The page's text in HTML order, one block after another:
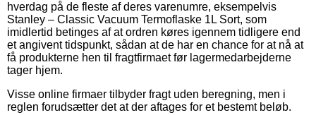
hverdag på de fleste af deres varenumre, eksempelvis
Stanley – Classic Vacuum Termoflaske 1L Sort, som
imidlertid betinges af at ordren køres igennem tidligere end
et angivent tidspunkt, sådan at de har en chance for at nå at
få produkterne hen til fragtfirmaet før lagermedarbejderne
tager hjem.
Visse online firmaer tilbyder fragt uden beregning, men i
reglen forudsætter det at der aftages for et bestemt beløb.